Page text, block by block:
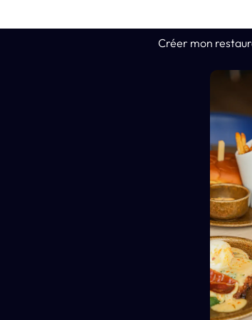
Créer mon